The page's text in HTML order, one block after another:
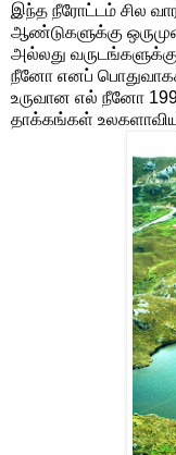
இந்த நீரோட்டம் சில
ஆண்டுகளுக்கு
அல்லது
நீனோ எனப் பொதுவாகக்
உருவான எல் நீனோ
தாக்கங்கள்